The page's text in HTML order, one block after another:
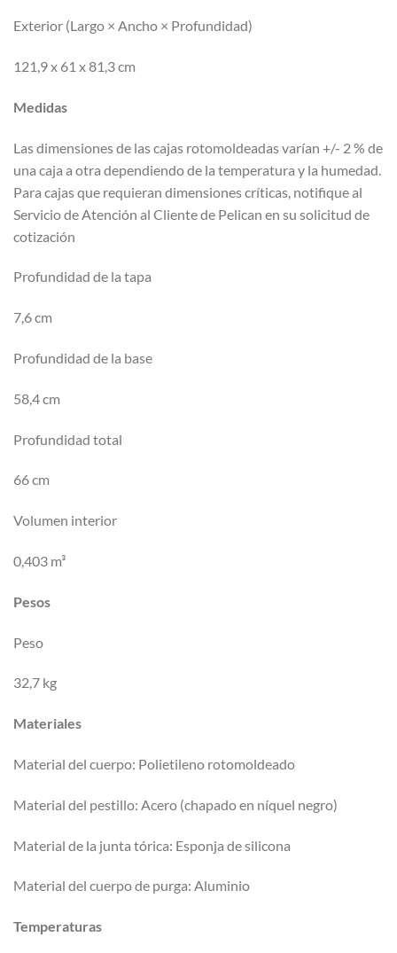
Exterior (Largo × Ancho × Profundidad)
121,9 x 61 x 81,3 cm
Medidas
Las dimensiones de las cajas rotomoldeadas varían +/- 2 % de
una caja a otra dependiendo de la temperatura y la humedad.
Para cajas que requieran dimensiones críticas, notifique al
Servicio de Atención al Cliente de Pelican en su solicitud de
cotización
Profundidad de la tapa
7,6 cm
Profundidad de la base
58,4 cm
Profundidad total
66 cm
Volumen interior
0,403 m³
Pesos
Peso
32,7 kg
Materiales
Material del cuerpo: Polietileno rotomoldeado
Material del pestillo: Acero (chapado en níquel negro)
Material de la junta tórica: Esponja de silicona
Material del cuerpo de purga: Aluminio
Temperaturas